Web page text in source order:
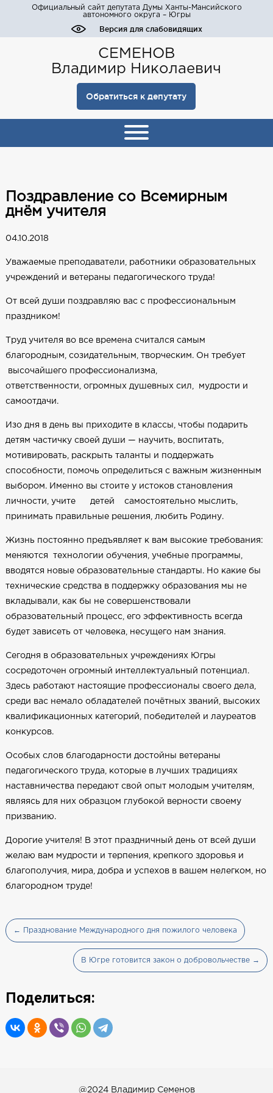
Официальный сайт депутата Думы Ханты-Мансийского
автономного округа – Югры
Версия для слабовидящих
СЕМЕНОВ
Владимир Николаевич
Обратиться к депутату
Поздравление со Всемирным
днём учителя
04.10.2018
Уважаемые преподаватели, работники образовательных
учреждений и ветераны педагогического труда!
От всей души поздравляю вас с профессиональным
праздником!
Труд учителя во все времена считался самым
благородным, созидательным, творческим. Он требует
высочайшего профессионализма,
ответственности, огромных душевных сил, мудрости и
самоотдачи.
Изо дня в день вы приходите в классы, чтобы подарить
детям частичку своей души — научить, воспитать,
мотивировать, раскрыть таланты и поддержать
способности, помочь определиться с важным жизненным
выбором. Именно вы стоите у истоков становления
личности, учите детей самостоятельно мыслить,
принимать правильные решения, любить Родину.
Жизнь постоянно предъявляет к вам высокие требования:
меняются технологии обучения, учебные программы,
вводятся новые образовательные стандарты. Но какие бы
технические средства в поддержку образования мы не
вкладывали, как бы не совершенствовали
образовательный процесс, его эффективность всегда
будет зависеть от человека, несущего нам знания.
Сегодня в образовательных учреждениях Югры
сосредоточен огромный интеллектуальный потенциал.
Здесь работают настоящие профессионалы своего дела,
среди вас немало обладателей почётных званий, высоких
квалификационных категорий, победителей и лауреатов
конкурсов.
Особых слов благодарности достойны ветераны
педагогического труда, которые в лучших традициях
наставничества передают свой опыт молодым учителям,
являясь для них образцом глубокой верности своему
призванию.
Дорогие учителя! В этот праздничный день от всей души
желаю вам мудрости и терпения, крепкого здоровья и
благополучия, мира, добра и успехов в вашем нелегком, но
благородном труде!
← Празднование Международного дня пожилого человека
В Югре готовится закон о добровольчестве →
Поделиться:
@2024 Владимир Семенов